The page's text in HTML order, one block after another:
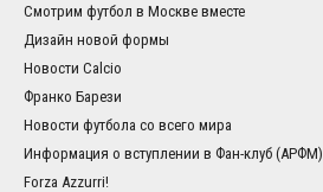
Смотрим футбол в Москве вместе
Дизайн новой формы
Новости Calcio
Франко Барези
Новости футбола со всего мира
Информация о вступлении в Фан-клуб (АРФМ)
Forza Azzurri!